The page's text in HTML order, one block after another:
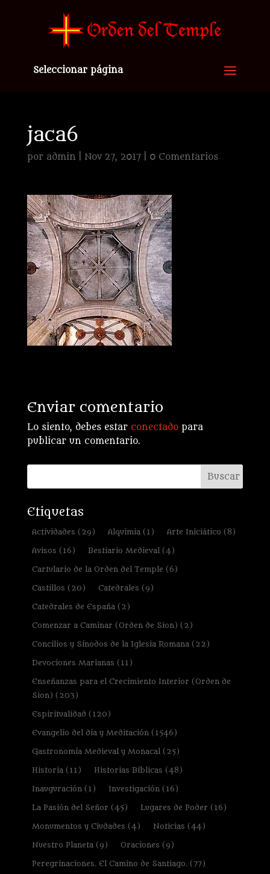
Seleccionar página
jaca6
por admin Nov 27, 2017| 0 Comentarios
Enviar comentario
Lo siento, debes estar conectadopara
publicar un comentario.
Etiquetas
Actividades (29) Alquimia(1) Arte Iniciático (8)
Avisos (16) Bestiario Medieval(4)
Cartulario de la Orden del Temple (6)
Castillos (20) Catedrales (9)
Catedrales de España(2)
Comenzar a Caminar (Orden de Sion) (2)
Concilios y Sínodos de la Iglesia Romana(22)
Devociones Marianas (11)
Enseñanzas para el Crecimiento Interior (Orden de
Sion) (203)
Espiritualidad (120)
Evangelio del día y Meditación(1546)
Gastronomía Medieval y Monacal(25)
Historia(11) Historias Bíblicas (48)
Inauguración(1) Investigación(16)
La Pasión del Señor (45) Lugares de Poder (16)
Monumentos y Ciudades (4) Noticias (44)
Nuestro Planeta(9) Oraciones (9)
Peregrinaciones. El Camino de Santiago.(77)